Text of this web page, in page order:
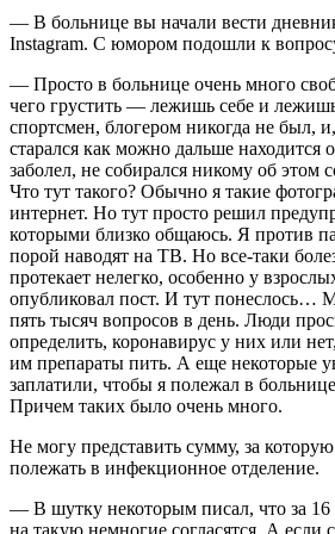
— В больнице вы начали вести
Instagram. С юмором подошли к
— Просто в больнице очень много
чего грустить — лежишь себе и
спортсмен, блогером никогда не был,
старался как можно дальше находится
заболел, не собирался никому об этом
Что тут такого? Обычно я такие
интернет. Но тут просто решил
которыми близко общаюсь. Я против
порой наводят на ТВ. Но все-таки
протекает нелегко, особенно у
опубликовал пост. И тут понеслось…
пять тысяч вопросов в день. Люди
определить, коронавирус у них или
им препараты пить. А еще некоторые
заплатили, чтобы я полежал в
Причем таких было очень много.
Не могу представить сумму, за
полежать в инфекционное отделение.
— В шутку некоторым писал, что за
на такую немногие согласятся. А если